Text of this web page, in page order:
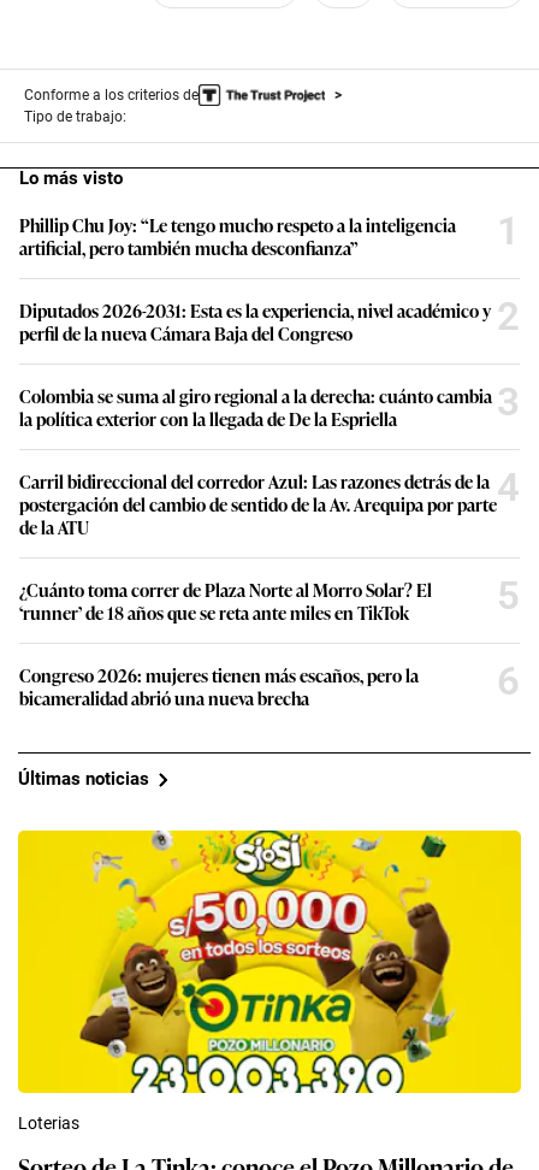
Conforme a los criterios de
Tipo de trabajo:
Lo más visto
Phillip Chu Joy: “Le tengo mucho respeto a la inteligencia
artificial, pero también mucha desconfianza”
1
Diputados 2026-2031: Esta es la experiencia, nivel académico y
perfil de la nueva Cámara Baja del Congreso
2
Colombia se suma al giro regional a la derecha: cuánto cambia
la política exterior con la llegada de De la Espriella
3
Carril bidireccional del corredor Azul: Las razones detrás de la
postergación del cambio de sentido de la Av. Arequipa por parte
de la ATU
4
¿Cuánto toma correr de Plaza Norte al Morro Solar? El
‘runner’ de 18 años que se reta ante miles en TikTok
5
Congreso 2026: mujeres tienen más escaños, pero la
bicameralidad abrió una nueva brecha
6
Últimas noticias
Loterias